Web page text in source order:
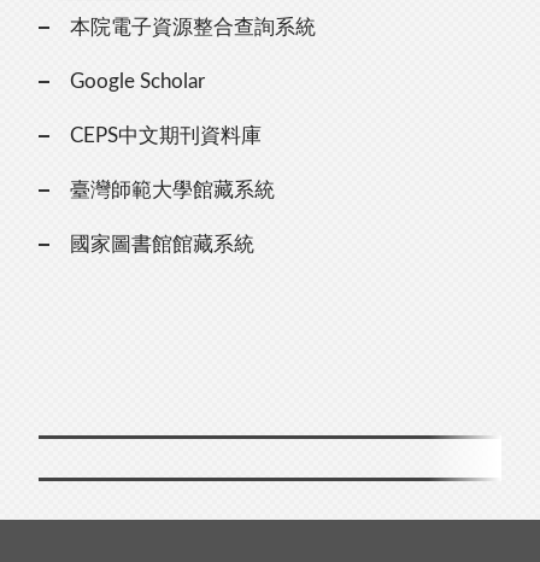
本院電子資源整合查詢系統
Google Scholar
CEPS中文期刊資料庫
臺灣師範大學館藏系統
國家圖書館館藏系統